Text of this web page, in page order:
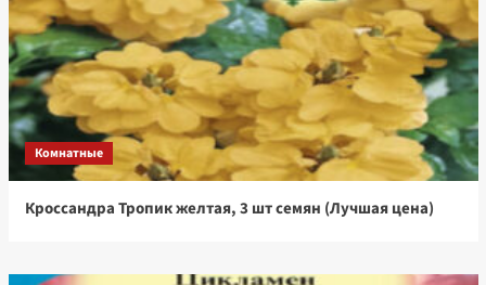
Комнатные
Кроссандра Тропик желтая, 3 шт семян (Лучшая цена)